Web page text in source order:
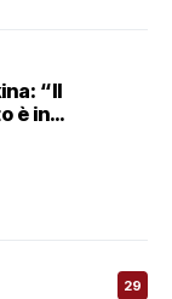
“Il
è in
29